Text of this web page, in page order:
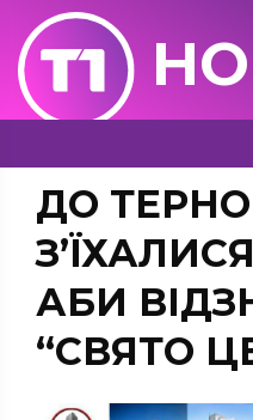
ДО
АБИ
“СВЯТО